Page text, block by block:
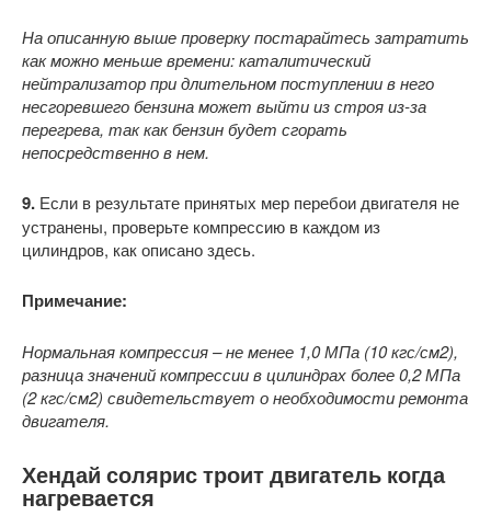
На описанную выше проверку постарайтесь затратить
как можно меньше времени: каталитический
нейтрализатор при длительном поступлении в него
несгоревшего бензина может выйти из строя из-за
перегрева, так как бензин будет сгорать
непосредственно в нем.
9. Если в результате принятых мер перебои двигателя не
устранены, проверьте компрессию в каждом из
цилиндров, как описано здесь.
Примечание:
Нормальная компрессия – не менее 1,0 МПа (10 кгс/см2),
разница значений компрессии в цилиндрах более 0,2 МПа
(2 кгс/см2) свидетельствует о необходимости ремонта
двигателя.
Хендай солярис троит двигатель когда
нагревается